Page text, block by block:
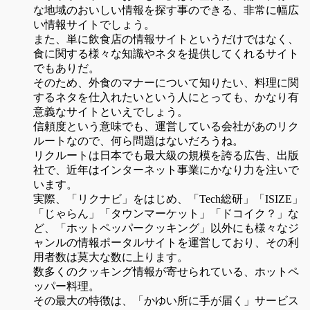
な地域のおいしい情報を探す事のできる、非常に幅広
い情報サイトでしょう。
また、単に飲食店の情報サイトというだけではなく、
食に関する様々な知識やネタを提供してくれるサイト
でもありだ。
そのため、外食のマナーについて知りたい、料理に関
するネタを仕入れたいという人にとっても、かなり有
意義なサイトといえでしょう。
信頼度という意味でも、運営している会社があのリク
ルートなので、何ら問題はないだろうね。
リクルートは日本でも最大級の規模を誇る広告、出版
社で、近年はインターネット事業にかなり力を注いで
います。
実際、「リクナビ」をはじめ、「Tech総研」「ISIZE」
「じゃらん」「タウンマーケット」「ドコイク？」な
ど、「ホットペッパークッキング」以外にも様々なジ
ャンルの情報ポータルサイトを運営しており、その利
用者数は莫大な数に上ります。
数多くのクッキング情報が寄せられている、ホットペ
ッパー料理。
その最大の特徴は、「かゆい所に手が届く」サービス